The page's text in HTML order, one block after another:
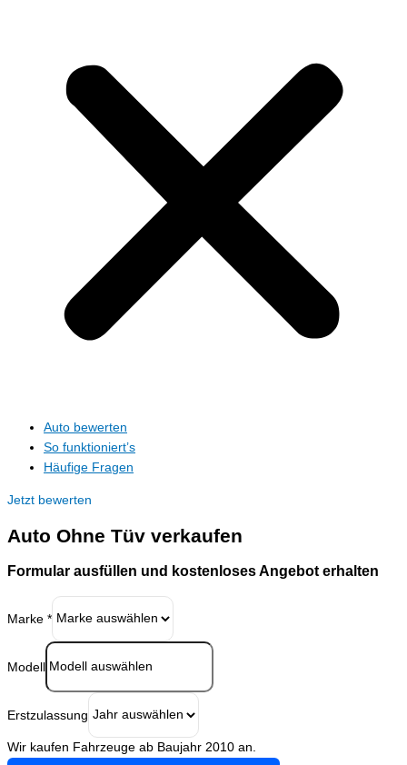
Auto bewerten
So funktioniert’s
Häufige Fragen
Jetzt bewerten
Auto Ohne Tüv verkaufen
Formular ausfüllen und kostenloses Angebot erhalten
Marke *
Modell
Erstzulassung
Wir kaufen Fahrzeuge ab Baujahr 2010 an.